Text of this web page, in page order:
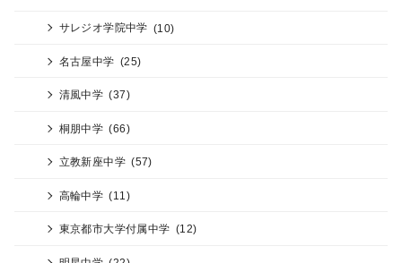
サレジオ学院中学 (10)
名古屋中学 (25)
清風中学 (37)
桐朋中学 (66)
立教新座中学 (57)
高輪中学 (11)
東京都市大学付属中学 (12)